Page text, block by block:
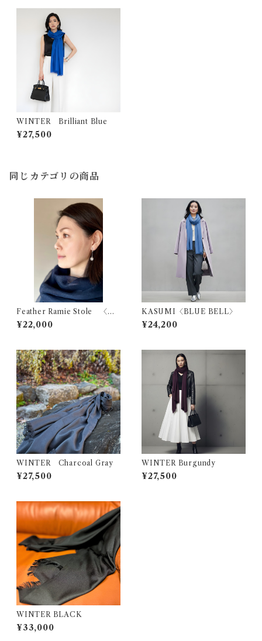
WINTER Brilliant Blue
¥27,500
同じカテゴリの商品
Feather Ramie Stole 〈Mi
dnight Blue〉
¥22,000
KASUMI〈BLUE BELL〉
¥24,200
WINTER Charcoal Gray
¥27,500
WINTER Burgundy
¥27,500
WINTER BLACK
¥33,000